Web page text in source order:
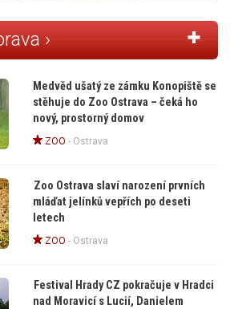
›
Medvěd ušatý ze zámku Konopiště se
stěhuje do Zoo Ostrava – čeká ho
nový, prostorný domov
ZOO - Ostrava
Zoo Ostrava slaví narození prvních
mláďat jelínků vepřích po deseti
letech
ZOO - Ostrava
Festival Hrady CZ pokračuje v Hradci
nad Moravicí s Lucií, Danielem